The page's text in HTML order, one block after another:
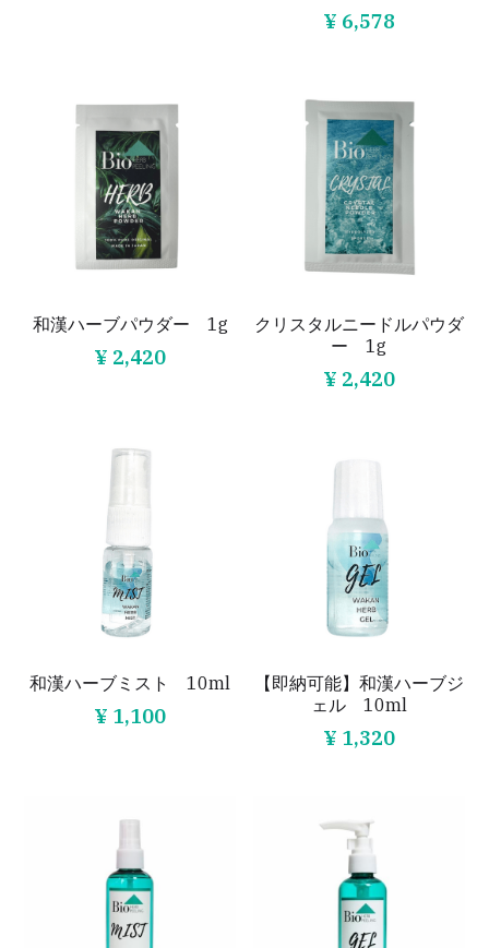
Rebirth（東京）
Bellefleur（長崎）
mer（兵庫）
Belisse＋（兵庫）
Rebloom（大阪）
FLOW（愛知）
TEN美（香川）
La Miu（京都）
Lible（兵庫）
SoinEstheticLivilla（福岡）
attirante nail&beauty（京都）
RoleSoR（福岡）
Plumeria（京都）
SoLcier（福井）
導入サロン専用ページ
ハーブピーリング導入サロン専用ログインペ
ージ
炭酸小顔セラピスト専用ログインぺージ
Company
直営サロン&ショールーム
検索
日本語
¥ 6,578
和漢ハーブパウダー 1g
¥ 2,420
クリスタルニードルパウダ
ー 1g
¥ 2,420
和漢ハーブミスト 10ml
¥ 1,100
【即納可能】和漢ハーブジ
ェル 10ml
¥ 1,320